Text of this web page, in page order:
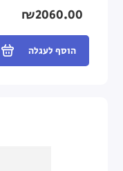
₪2060.00
הוסף לעגלה